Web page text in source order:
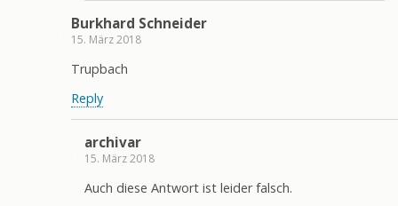
Burkhard Schneider
15. März 2018
Trupbach
Reply
archivar
15. März 2018
Auch diese Antwort ist leider falsch.